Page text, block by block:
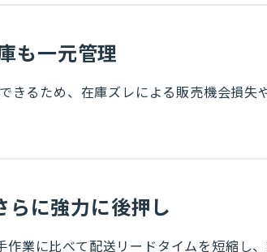
も一元管理
きるため、在庫ズレによる販売機会損失
に強力に後押し
業に比べて配送リードタイムを短縮し